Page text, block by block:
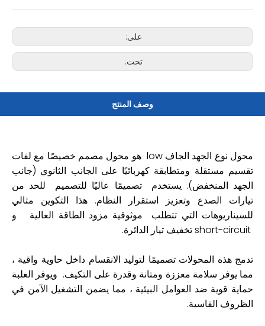
على:
تحت:
وصف المنتج
محول نوع الجهد الجاف ‌low هو محول مصمم خصيصًا مع لفات
تقسيم مستقلة ومتطابقة كهربائيًا على الجانب الثانوي (جانب
الجهد المنخفض). يستخدم تصميمًا عاليًا للتصميم للحد من
تيارات الصدع وتعزيز استقرار النظام. هذا التكوين مثالي
للسيناريوهات التي تتطلب موثوقية مزود الطاقة العالية ‌ و
تدمج هذه المحولات تصميمًا لتوليد الانقسام داخل حاوية واقية ،
مما يوفر سلامة معززة ومتانة وقدرة على التكيف. ويوفر العلبة
حماية قوية ضد العوامل البيئية ، مما يضمن التشغيل الآمن في
الظروف القاسية.